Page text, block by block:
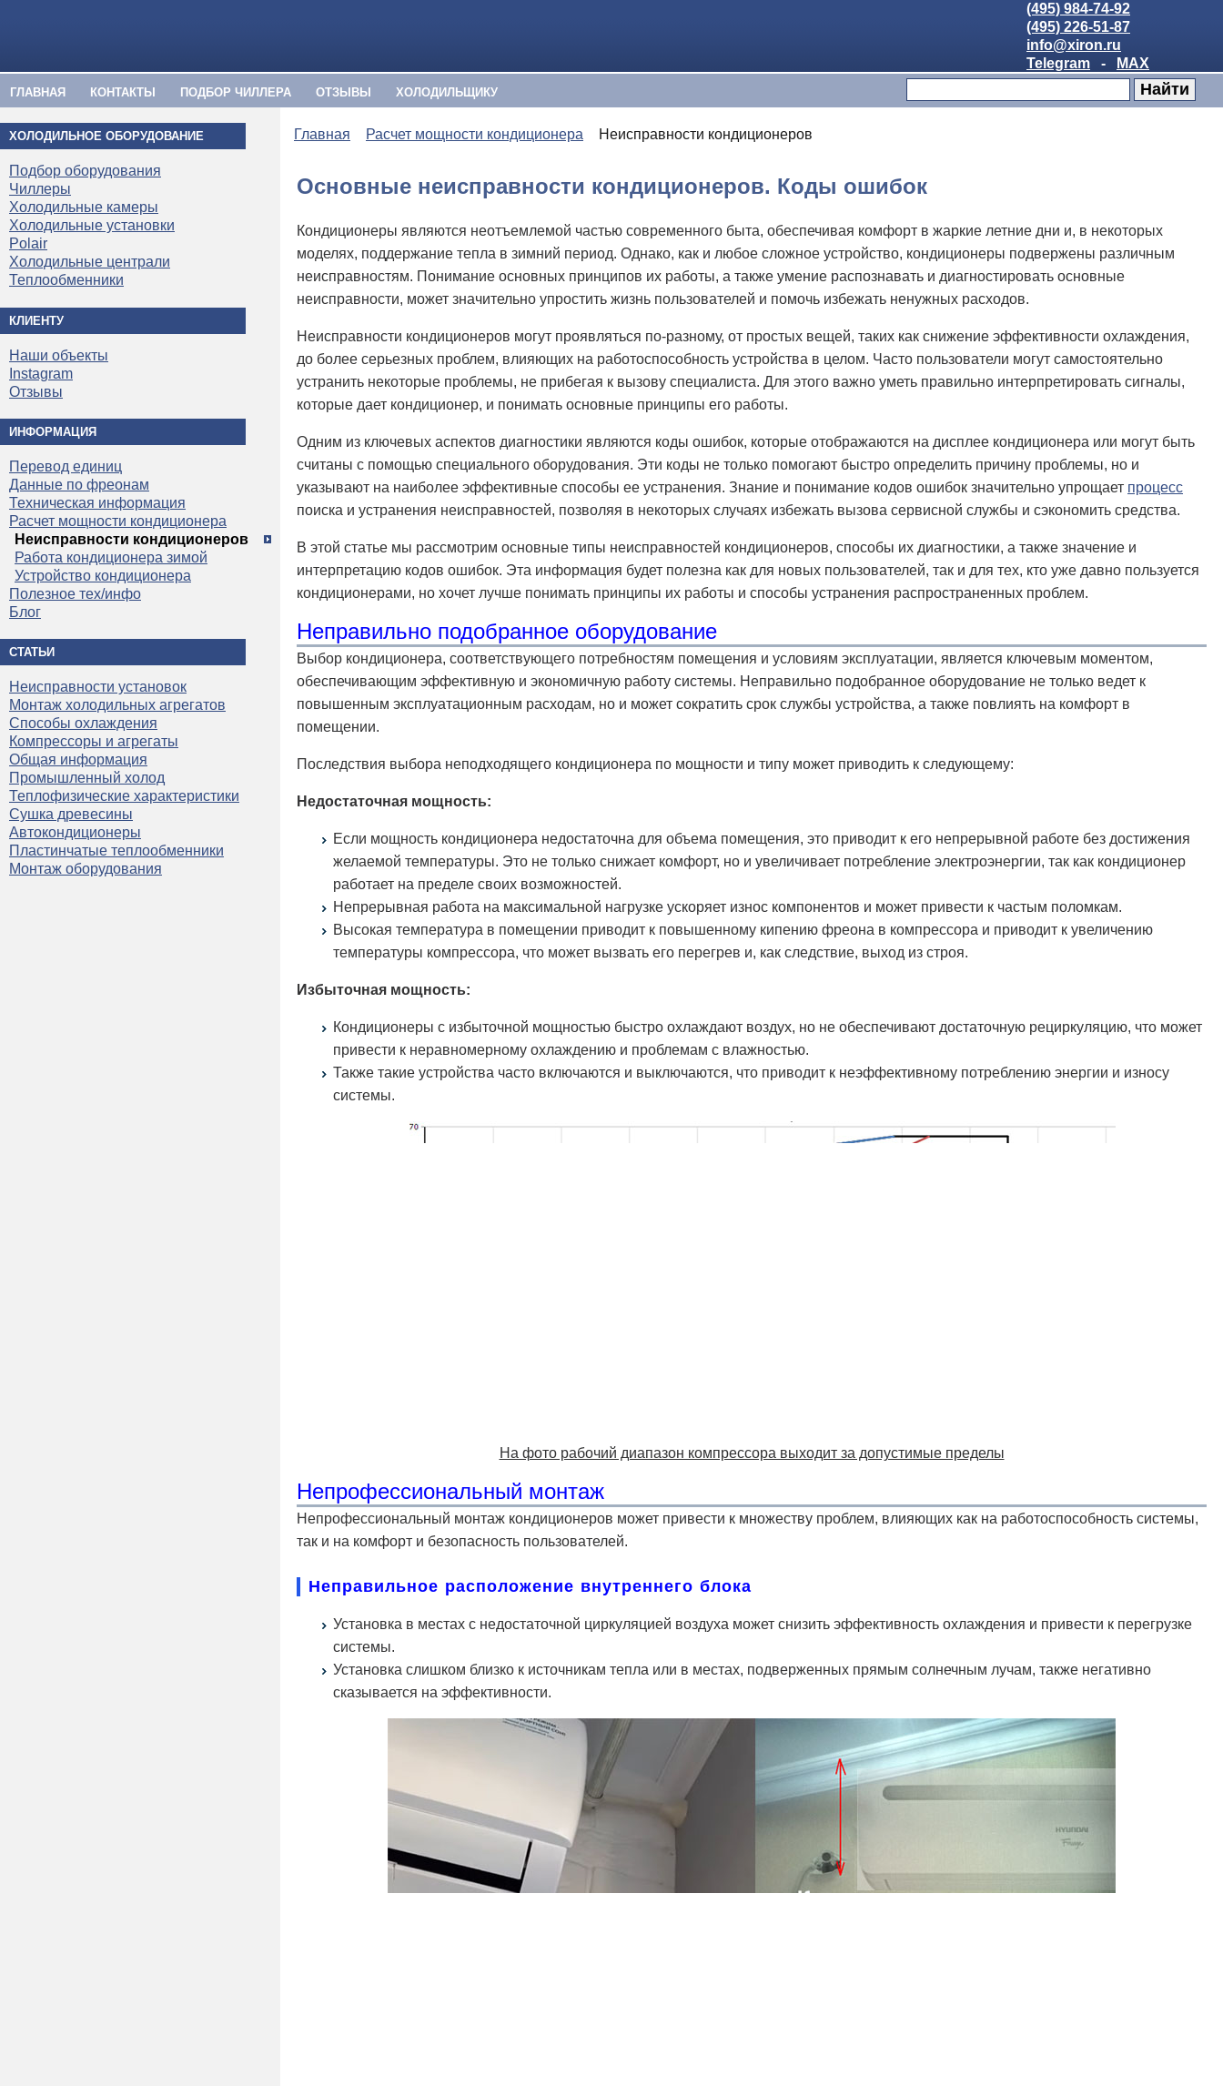
(495) 984-74-92
(495) 226-51-87
info@xiron.ru
Telegram
- MAX
ГЛАВНАЯ КОНТАКТЫ ПОДБОР ЧИЛЛЕРА ОТЗЫВЫ ХОЛОДИЛЬЩИКУ
ХОЛОДИЛЬНОЕ ОБОРУДОВАНИЕ
Подбор оборудования
Чиллеры
Холодильные камеры
Холодильные установки
Polair
Холодильные централи
Теплообменники
КЛИЕНТУ
Наши объекты
Instagram
Отзывы
ИНФОРМАЦИЯ
Перевод единиц
Данные по фреонам
Техническая информация
Расчет мощности кондиционера
Неисправности кондиционеров
Работа кондиционера зимой
Устройство кондиционера
Полезное тех/инфо
Блог
СТАТЬИ
Неисправности установок
Монтаж холодильных агрегатов
Способы охлаждения
Компрессоры и агрегаты
Общая информация
Промышленный холод
Теплофизические характеристики
Сушка древесины
Автокондиционеры
Пластинчатые теплообменники
Монтаж оборудования
Главная Расчет мощности кондиционера Неисправности кондиционеров
Основные неисправности кондиционеров. Коды ошибок
Кондиционеры являются неотъемлемой частью современного быта, обеспечивая комфорт в жаркие летние дни и, в некоторых
моделях, поддержание тепла в зимний период. Однако, как и любое сложное устройство, кондиционеры подвержены различным
неисправностям. Понимание основных принципов их работы, а также умение распознавать и диагностировать основные
неисправности, может значительно упростить жизнь пользователей и помочь избежать ненужных расходов.
Неисправности кондиционеров могут проявляться по-разному, от простых вещей, таких как снижение эффективности охлаждения,
до более серьезных проблем, влияющих на работоспособность устройства в целом. Часто пользователи могут самостоятельно
устранить некоторые проблемы, не прибегая к вызову специалиста. Для этого важно уметь правильно интерпретировать сигналы,
которые дает кондиционер, и понимать основные принципы его работы.
Одним из ключевых аспектов диагностики являются коды ошибок, которые отображаются на дисплее кондиционера или могут быть
считаны с помощью специального оборудования. Эти коды не только помогают быстро определить причину проблемы, но и
указывают на наиболее эффективные способы ее устранения. Знание и понимание кодов ошибок значительно упрощает процесс
поиска и устранения неисправностей, позволяя в некоторых случаях избежать вызова сервисной службы и сэкономить средства.
В этой статье мы рассмотрим основные типы неисправностей кондиционеров, способы их диагностики, а также значение и
интерпретацию кодов ошибок. Эта информация будет полезна как для новых пользователей, так и для тех, кто уже давно пользуется
кондиционерами, но хочет лучше понимать принципы их работы и способы устранения распространенных проблем.
Неправильно подобранное оборудование
Выбор кондиционера, соответствующего потребностям помещения и условиям эксплуатации, является ключевым моментом,
обеспечивающим эффективную и экономичную работу системы. Неправильно подобранное оборудование не только ведет к
повышенным эксплуатационным расходам, но и может сократить срок службы устройства, а также повлиять на комфорт в
помещении.
Последствия выбора неподходящего кондиционера по мощности и типу может приводить к следующему:
Недостаточная мощность:
Если мощность кондиционера недостаточна для объема помещения, это приводит к его непрерывной работе без достижения
желаемой температуры. Это не только снижает комфорт, но и увеличивает потребление электроэнергии, так как кондиционер
работает на пределе своих возможностей.
Непрерывная работа на максимальной нагрузке ускоряет износ компонентов и может привести к частым поломкам.
Высокая температура в помещении приводит к повышенному кипению фреона в компрессора и приводит к увеличению
температуры компрессора, что может вызвать его перегрев и, как следствие, выход из строя.
Избыточная мощность:
Кондиционеры с избыточной мощностью быстро охлаждают воздух, но не обеспечивают достаточную рециркуляцию, что может
привести к неравномерному охлаждению и проблемам с влажностью.
Также такие устройства часто включаются и выключаются, что приводит к неэффективному потреблению энергии и износу
системы.
На фото рабочий диапазон компрессора выходит за допустимые пределы
Непрофессиональный монтаж
Непрофессиональный монтаж кондиционеров может привести к множеству проблем, влияющих как на работоспособность системы,
так и на комфорт и безопасность пользователей.
Неправильное расположение внутреннего блока
Установка в местах с недостаточной циркуляцией воздуха может снизить эффективность охлаждения и привести к перегрузке
системы.
Установка слишком близко к источникам тепла или в местах, подверженных прямым солнечным лучам, также негативно
сказывается на эффективности.